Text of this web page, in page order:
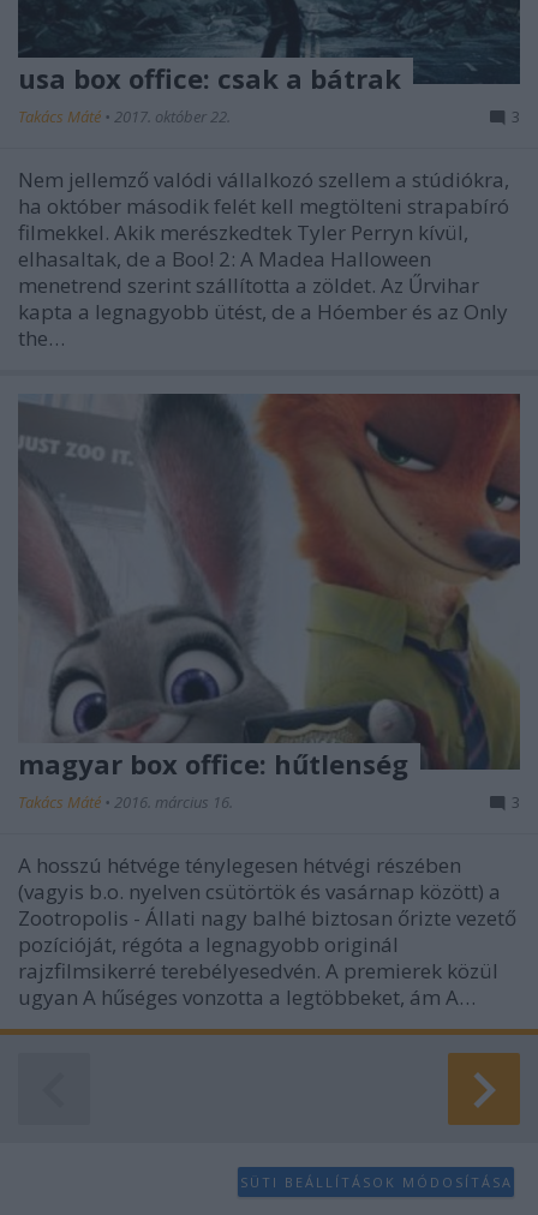
usa box office: csak a bátrak
Takács Máté • 2017. október 22. 3
Nem jellemző valódi vállalkozó szellem a stúdiókra,
ha október második felét kell megtölteni strapabíró
filmekkel. Akik merészkedtek Tyler Perryn kívül,
elhasaltak, de a Boo! 2: A Madea Halloween
menetrend szerint szállította a zöldet. Az Űrvihar
kapta a legnagyobb ütést, de a Hóember és az Only
the…
magyar box office: hűtlenség
Takács Máté • 2016. március 16. 3
A hosszú hétvége ténylegesen hétvégi részében
(vagyis b.o. nyelven csütörtök és vasárnap között) a
Zootropolis - Állati nagy balhé biztosan őrizte vezető
pozícióját, régóta a legnagyobb originál
rajzfilmsikerré terebélyesedvén. A premierek közül
ugyan A hűséges vonzotta a legtöbbeket, ám A…
SÜTI BEÁLLÍTÁSOK MÓDOSÍTÁSA